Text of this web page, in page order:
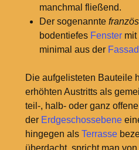
manchmal fließend.
Der sogenannte
bodentiefes Fenstermit
minimal aus der
Die aufgelisteten Bauteile
erhöhten Austritts als
teil-, halb- oder ganz
der Erdgeschossebene
hingegen als Terrasse